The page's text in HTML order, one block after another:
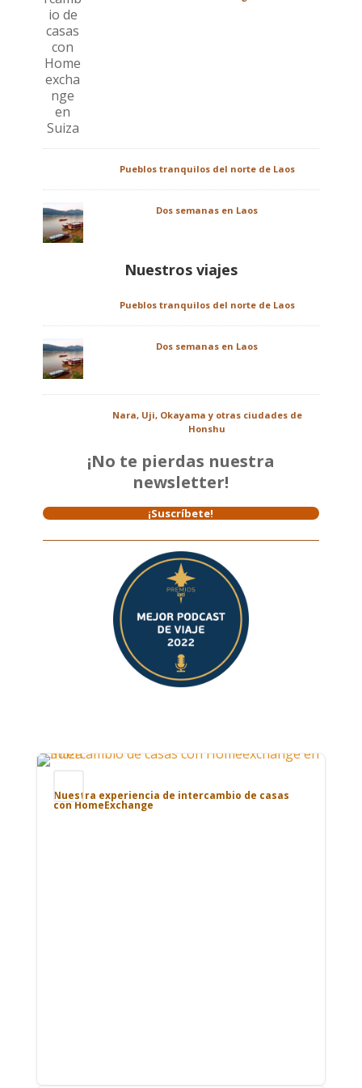
Pueblos tranquilos del norte de Laos
Dos semanas en Laos
Nuestros viajes
Pueblos tranquilos del norte de Laos
Dos semanas en Laos
Nara, Uji, Okayama y otras ciudades de
Honshu
¡No te pierdas nuestra
newsletter!
¡Suscríbete!
Nuestra experiencia de intercambio de casas
con HomeExchange